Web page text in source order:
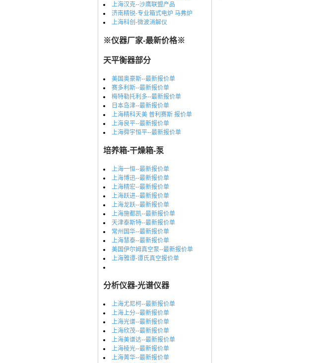
上海汉克--沙鹰联盟产品
济南精锐-专业箱式电炉 马弗炉
上海科创-微波消解仪
※仪器厂家-最新价格※
天平衡器部分
美国奥豪斯--最新报价单
赛多利斯--最新报价单
梅特勒托利多--最新报价单
日本岛津--最新报价单
上海精科天美 普利赛斯 报价单
上海良平--最新报价单
上海舜宇恒平--最新报价单
培养箱-干燥箱-泵
上海一恒--最新报价单
上海博迅--最新报价单
上海精宏--最新报价单
上海跃进--最新报价单
上海龙跃--最新报价单
上海施都凯--最新报价单
天津泰斯特--最新报价单
常州国华--最新报价单
上海慧泰--最新报价单
美国伊尔姆真空泵--最新报价单
上海雅谭-谭氏真空报价单
分析仪器-光谱仪器
上海尤尼柯--最新报价单
上海上分--最新报价单
上海光谱--最新报价单
上海欣茂--最新报价单
上海美谱达--最新报价单
上海棱光--最新报价单
上海菁华--最新报价单